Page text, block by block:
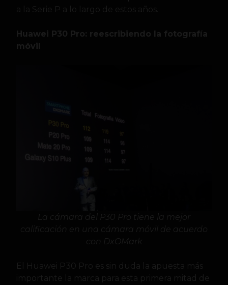
a la Serie P a lo largo de estos años.
Huawei P30 Pro: reescribiendo la fotografía
móvil
La cámara del P30 Pro tiene la mejor
calificación en una cámara móvil de acuerdo
con DxOMark
El Huawei P30 Pro es sin duda la apuesta más
importante la marca para esta primera mitad de